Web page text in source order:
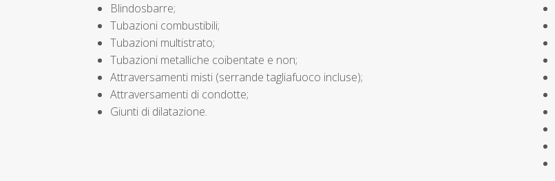
Blindosbarre;
Tubazioni combustibili;
Tubazioni multistrato;
Tubazioni metalliche coibentate e non;
Attraversamenti misti (serrande tagliafuoco incluse);
Attraversamenti di condotte;
Giunti di dilatazione.